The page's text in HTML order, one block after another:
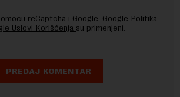
reCaptcha i Google. Google Politika
Uslovi Korišćenja su primenjeni.